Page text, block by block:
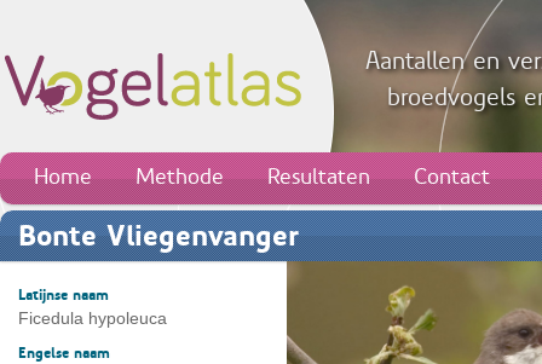
Aantallen en
broedvogels
Home Methode Resultaten Contact
Bonte Vliegenvanger
Latijnse naam
Ficedula hypoleuca
Engelse naam